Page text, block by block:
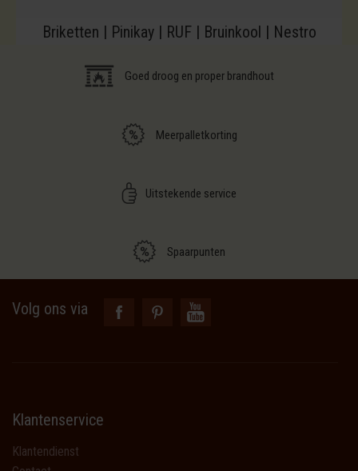
Briketten | Pinikay | RUF | Bruinkool | Nestro
Goed droog en proper brandhout
Meerpalletkorting
Uitstekende service
Spaarpunten
Volg ons via
Klantenservice
Klantendienst